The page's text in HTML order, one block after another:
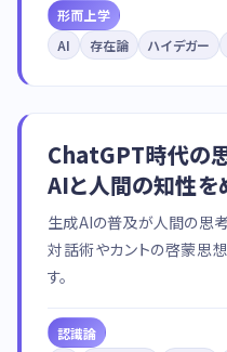
形而上学
AI
存在論 ハイデガー
ChatGPT時代の
AIと人間の知性を
生成AIの普及が人間の思
対話術やカントの啓蒙思
す。
認識論